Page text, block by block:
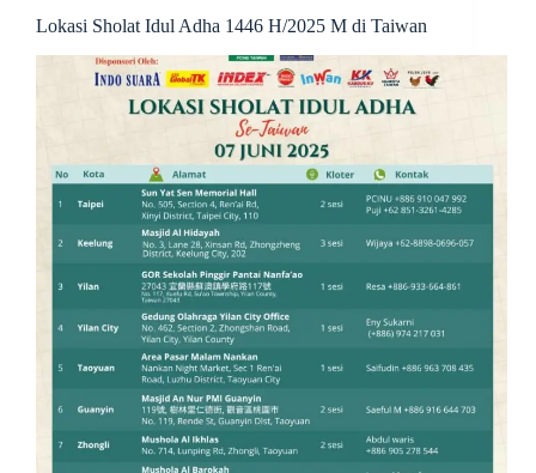
Lokasi Sholat Idul Adha 1446 H/2025 M di Taiwan